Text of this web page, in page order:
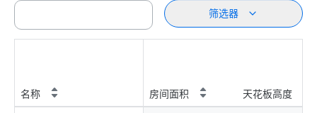
筛选器
名称 房间面积 天花板高度